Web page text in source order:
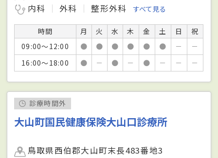
内科
外科 整形外科 すべて見る
時間 月 火 水 木 金 土 日
祝
09:00～12:00
● ● ● ● ● ● －
－
16:00～18:00
● － ● － ● － － －
診療時間外
大山町国民健康保険大山口診療所
鳥取県西伯郡大山町末長483番地3